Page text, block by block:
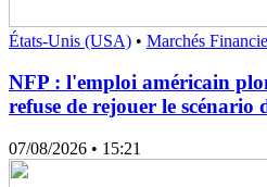
États-Unis (USA) • Marchés
NFP : l'emploi américain
refuse de rejouer le scénario
07/08/2026 • 15:21